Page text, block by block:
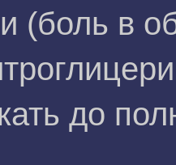
(боль в
до